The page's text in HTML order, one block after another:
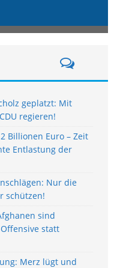
geplatzt: Mit
regieren!
Billionen Euro – Zeit
Entlastung der
Nur die
schützen!
sind
statt
Merz lügt und